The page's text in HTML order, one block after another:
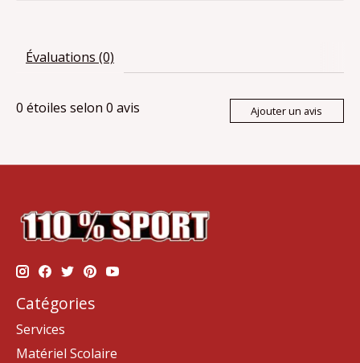
Évaluations (0)
0 étoiles selon 0 avis Ajouter un avis
Catégories
Services
Matériel Scolaire